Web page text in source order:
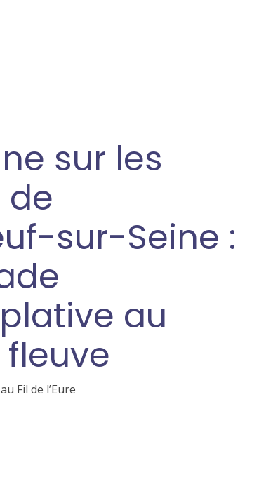
sur les
de
sur-Seine :
au
Fil de l’Eure